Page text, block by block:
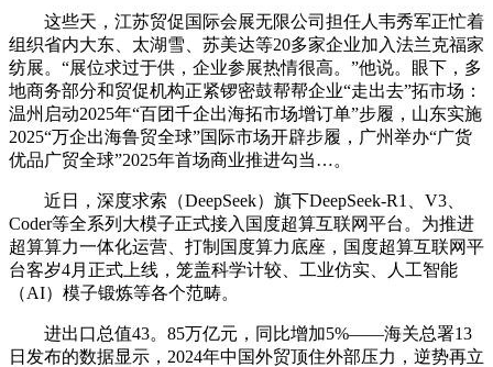
这些天，江苏贸促国际会展无限公司担任人韦秀军正忙着
组织省内大东、太湖雪、苏美达等20多家企业加入法兰克福家
纺展。“展位求过于供，企业参展热情很高。”他说。眼下，多
地商务部分和贸促机构正紧锣密鼓帮帮企业“走出去”拓市场：
温州启动2025年“百团千企出海拓市场增订单”步履，山东实施
2025“万企出海鲁贸全球”国际市场开辟步履，广州举办“广货
优品广贸全球”2025年首场商业推进勾当…。
近日，深度求索（DeepSeek）旗下DeepSeek-R1、V3、
Coder等全系列大模子正式接入国度超算互联网平台。为推进
超算算力一体化运营、打制国度算力底座，国度超算互联网平
台客岁4月正式上线，笼盖科学计较、工业仿实、人工智能
（AI）模子锻炼等各个范畴。
进出口总值43。85万亿元，同比增加5%——海关总署13
日发布的数据显示，2024年中国外贸顶住外部压力，逆势再立